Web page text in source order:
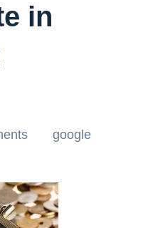
in
google